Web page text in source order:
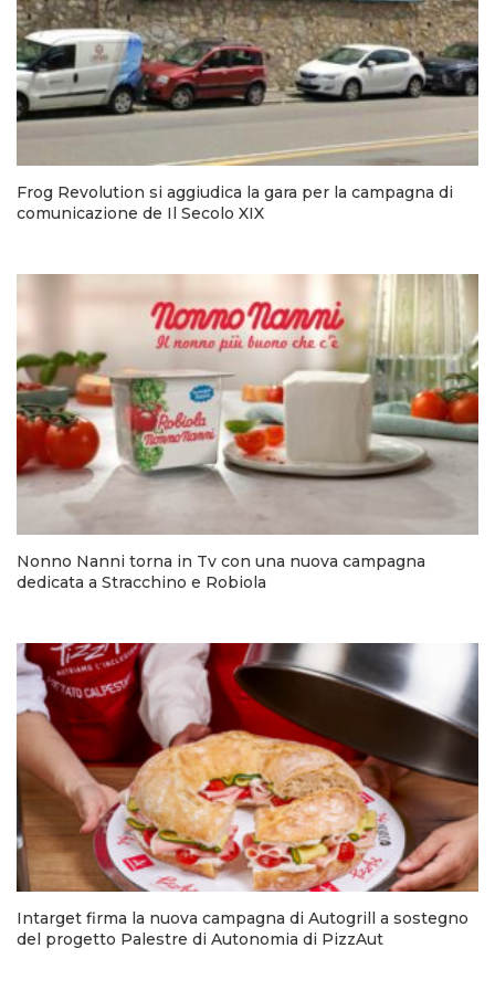
Frog Revolution si aggiudica la gara per la campagna di
comunicazione de Il Secolo XIX
Nonno Nanni torna in Tv con una nuova campagna
dedicata a Stracchino e Robiola
Intarget firma la nuova campagna di Autogrill a sostegno
del progetto Palestre di Autonomia di PizzAut